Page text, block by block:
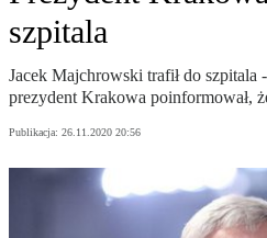
szpitala
Jacek Majchrowski trafił do
prezydent Krakowa poinformował,
Publikacja: 26.11.2020 20:56